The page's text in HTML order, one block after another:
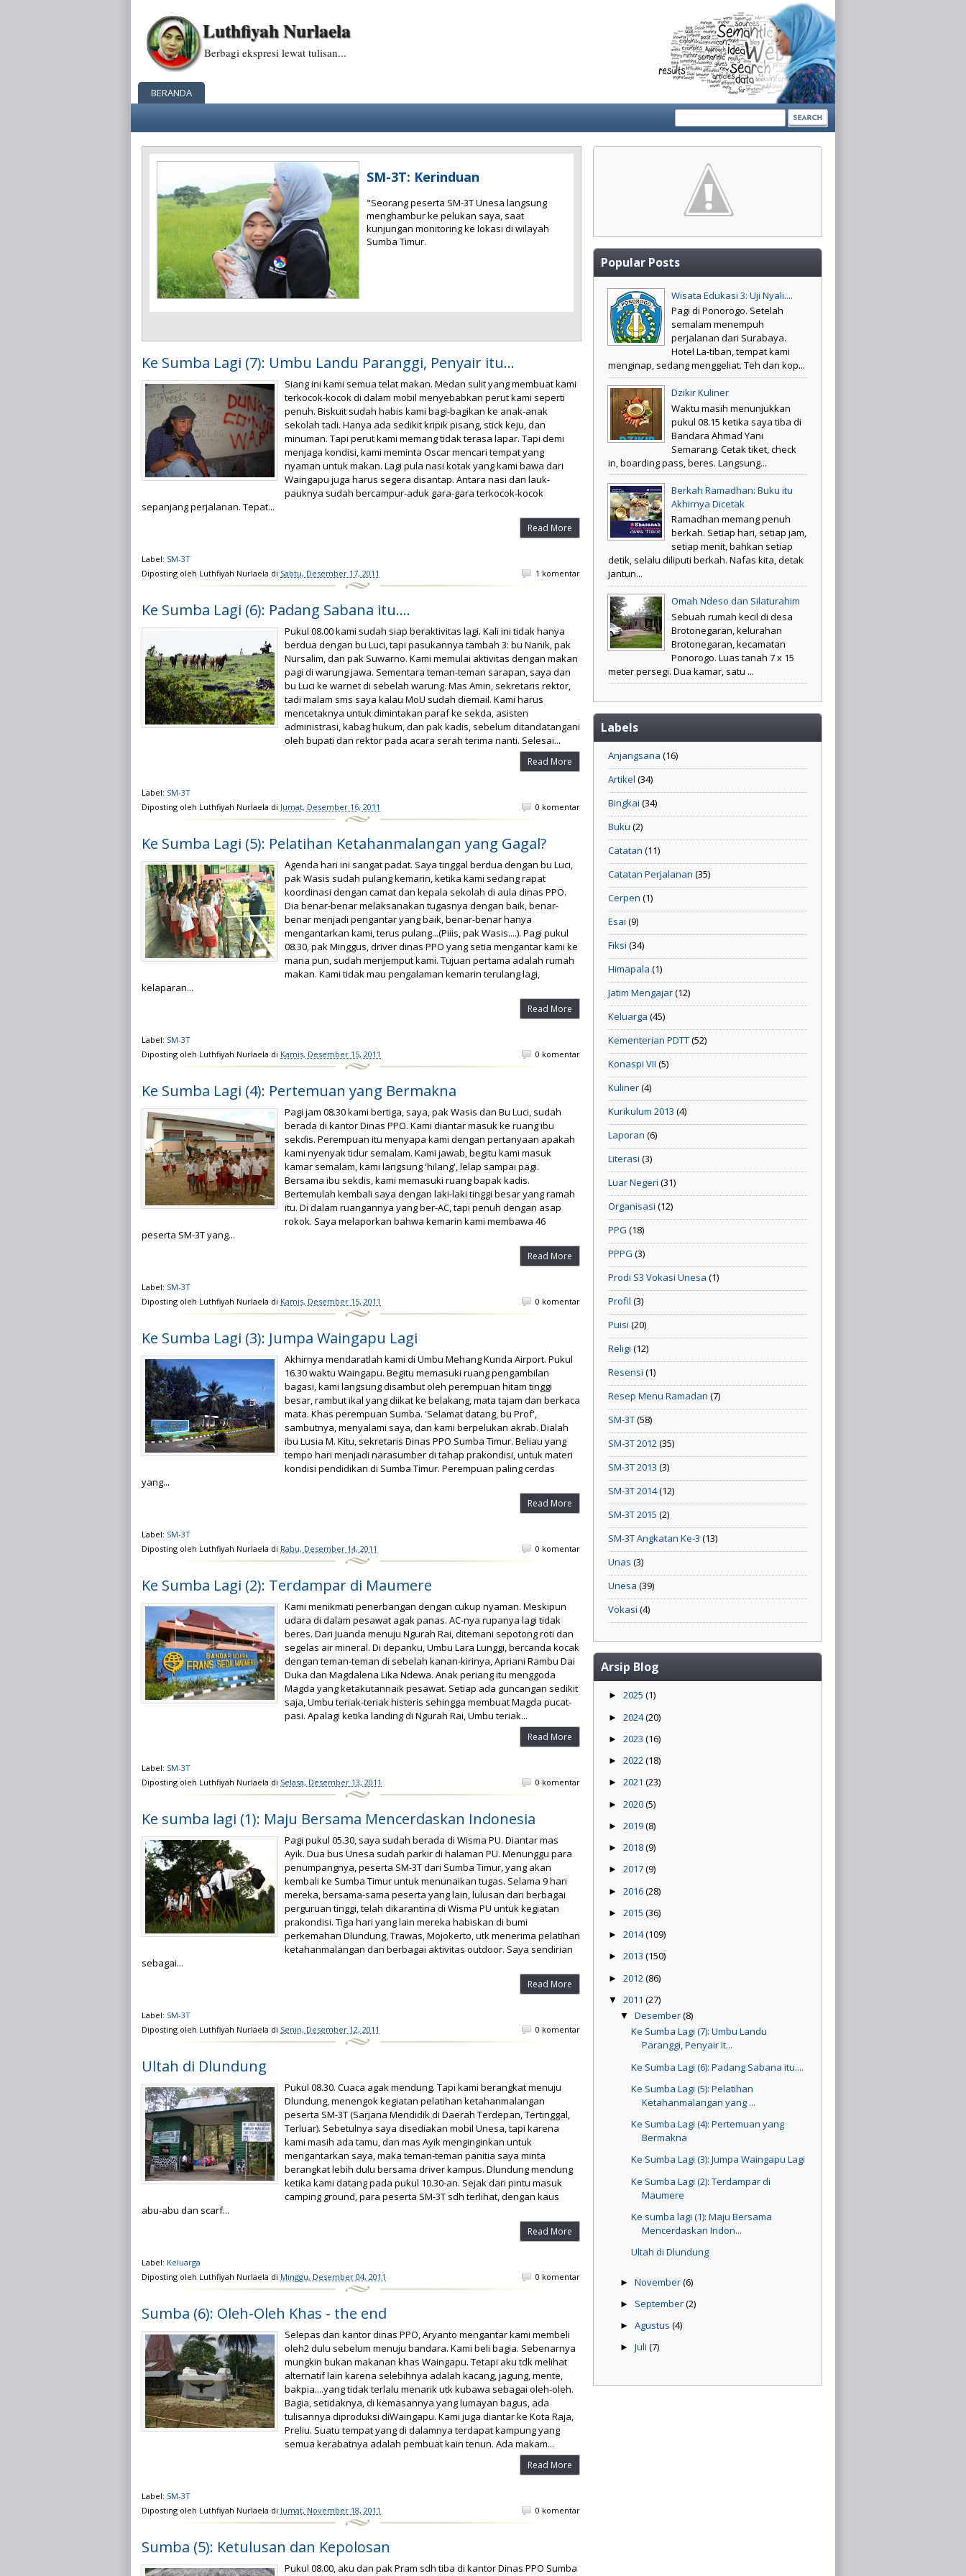
Luthfiyah Nurlaela
Berbagi ekspresi lewat tulisan...
BERANDA
SM-3T: Kerinduan
"Seorang peserta SM-3T Unesa langsung
menghambur ke pelukan saya, saat
kunjungan monitoring ke lokasi di wilayah
Sumba Timur.
(Muchlas Samani) foto bareng peserta SM-3T
di Sumba Timur, salah satu daerah terluar
dan tertinggal.
Keluarga: Prosesi Pemakaman
di Tana Toraja
"Tempat diadakannya pesta itu di sebuah
kompleks keluarga suku Toraja, yang berada
khas Toraja semi permanen, tempat di mana
keluarga besar dan para tamu berkunjung..
SM-3T: Panorama Alam
"Sekelompok kuda Sumbawa menikmati
kehangatan dan kesegaran pantai. Sungguh
panorama alam yang sangat elok. (by: rukin
firda)"
"Foto bersama Mas Ayik dan Arga saat
berwisata ke Tana Toraja."
Ke Sumba Lagi (7): Umbu Landu Paranggi, Penyair itu...
Siang ini kami semua telat makan. Medan sulit yang membuat kami
terkocok-kocok di dalam mobil menyebabkan perut kami seperti
penuh. Biskuit sudah habis kami bagi-bagikan ke anak-anak
sekolah tadi. Hanya ada sedikit kripik pisang, stick keju, dan
minuman. Tapi perut kami memang tidak terasa lapar. Tapi demi
menjaga kondisi, kami meminta Oscar mencari tempat yang
nyaman untuk makan. Lagi pula nasi kotak yang kami bawa dari
Waingapu juga harus segera disantap. Antara nasi dan lauk-
pauknya sudah bercampur-aduk gara-gara terkocok-kocok
sepanjang perjalanan. Tepat...
Read More
Label: SM-3T
Diposting oleh Luthfiyah Nurlaela di Sabtu, Desember 17, 2011 1 komentar
Ke Sumba Lagi (6): Padang Sabana itu....
Pukul 08.00 kami sudah siap beraktivitas lagi. Kali ini tidak hanya
berdua dengan bu Luci, tapi pasukannya tambah 3: bu Nanik, pak
Nursalim, dan pak Suwarno. Kami memulai aktivitas dengan makan
pagi di warung jawa. Sementara teman-teman sarapan, saya dan
bu Luci ke warnet di sebelah warung. Mas Amin, sekretaris rektor,
tadi malam sms saya kalau MoU sudah diemail. Kami harus
mencetaknya untuk dimintakan paraf ke sekda, asisten
administrasi, kabag hukum, dan pak kadis, sebelum ditandatangani
oleh bupati dan rektor pada acara serah terima nanti. Selesai...
Read More
Label: SM-3T
Diposting oleh Luthfiyah Nurlaela di Jumat, Desember 16, 2011 0 komentar
Ke Sumba Lagi (5): Pelatihan Ketahanmalangan yang Gagal?
Agenda hari ini sangat padat. Saya tinggal berdua dengan bu Luci,
pak Wasis sudah pulang kemarin, ketika kami sedang rapat
koordinasi dengan camat dan kepala sekolah di aula dinas PPO.
Dia benar-benar melaksanakan tugasnya dengan baik, benar-
benar menjadi pengantar yang baik, benar-benar hanya
mengantarkan kami, terus pulang...(Piiis, pak Wasis....). Pagi pukul
08.30, pak Minggus, driver dinas PPO yang setia mengantar kami ke
mana pun, sudah menjemput kami. Tujuan pertama adalah rumah
makan. Kami tidak mau pengalaman kemarin terulang lagi,
kelaparan...
Read More
Label: SM-3T
Diposting oleh Luthfiyah Nurlaela di Kamis, Desember 15, 2011 0 komentar
Ke Sumba Lagi (4): Pertemuan yang Bermakna
Pagi jam 08.30 kami bertiga, saya, pak Wasis dan Bu Luci, sudah
berada di kantor Dinas PPO. Kami diantar masuk ke ruang ibu
sekdis. Perempuan itu menyapa kami dengan pertanyaan apakah
kami nyenyak tidur semalam. Kami jawab, begitu kami masuk
kamar semalam, kami langsung 'hilang', lelap sampai pagi.
Bersama ibu sekdis, kami memasuki ruang bapak kadis.
Bertemulah kembali saya dengan laki-laki tinggi besar yang ramah
itu. Di dalam ruangannya yang ber-AC, tapi penuh dengan asap
rokok. Saya melaporkan bahwa kemarin kami membawa 46
peserta SM-3T yang...
Read More
Label: SM-3T
Diposting oleh Luthfiyah Nurlaela di Kamis, Desember 15, 2011 0 komentar
Ke Sumba Lagi (3): Jumpa Waingapu Lagi
Akhirnya mendaratlah kami di Umbu Mehang Kunda Airport. Pukul
16.30 waktu Waingapu. Begitu memasuki ruang pengambilan
bagasi, kami langsung disambut oleh perempuan hitam tinggi
besar, rambut ikal yang diikat ke belakang, mata tajam dan berkaca
mata. Khas perempuan Sumba. 'Selamat datang, bu Prof',
sambutnya, menyalami saya, dan kami berpelukan akrab. Dialah
ibu Lusia M. Kitu, sekretaris Dinas PPO Sumba Timur. Beliau yang
tempo hari menjadi narasumber di tahap prakondisi, untuk materi
kondisi pendidikan di Sumba Timur. Perempuan paling cerdas
yang...
Read More
Label: SM-3T
Diposting oleh Luthfiyah Nurlaela di Rabu, Desember 14, 2011 0 komentar
Ke Sumba Lagi (2): Terdampar di Maumere
Kami menikmati penerbangan dengan cukup nyaman. Meskipun
udara di dalam pesawat agak panas. AC-nya rupanya lagi tidak
beres. Dari Juanda menuju Ngurah Rai, ditemani sepotong roti dan
segelas air mineral. Di depanku, Umbu Lara Lunggi, bercanda kocak
dengan teman-teman di sebelah kanan-kirinya, Apriani Rambu Dai
Duka dan Magdalena Lika Ndewa. Anak periang itu menggoda
Magda yang ketakutannaik pesawat. Setiap ada guncangan sedikit
saja, Umbu teriak-teriak histeris sehingga membuat Magda pucat-
pasi. Apalagi ketika landing di Ngurah Rai, Umbu teriak...
Read More
Label: SM-3T
Diposting oleh Luthfiyah Nurlaela di Selasa, Desember 13, 2011 0 komentar
Ke sumba lagi (1): Maju Bersama Mencerdaskan Indonesia
Pagi pukul 05.30, saya sudah berada di Wisma PU. Diantar mas
Ayik. Dua bus Unesa sudah parkir di halaman PU. Menunggu para
penumpangnya, peserta SM-3T dari Sumba Timur, yang akan
kembali ke Sumba Timur untuk menunaikan tugas. Selama 9 hari
mereka, bersama-sama peserta yang lain, lulusan dari berbagai
perguruan tinggi, telah dikarantina di Wisma PU untuk kegiatan
prakondisi. Tiga hari yang lain mereka habiskan di bumi
perkemahan Dlundung, Trawas, Mojokerto, utk menerima pelatihan
ketahanmalangan dan berbagai aktivitas outdoor. Saya sendirian
sebagai...
Read More
Label: SM-3T
Diposting oleh Luthfiyah Nurlaela di Senin, Desember 12, 2011 0 komentar
Ultah di Dlundung
Pukul 08.30. Cuaca agak mendung. Tapi kami berangkat menuju
Dlundung, menengok kegiatan pelatihan ketahanmalangan
peserta SM-3T (Sarjana Mendidik di Daerah Terdepan, Tertinggal,
Terluar). Sebetulnya saya disediakan mobil Unesa, tapi karena
kami masih ada tamu, dan mas Ayik menginginkan untuk
mengantarkan saya, maka teman-teman panitia saya minta
berangkat lebih dulu bersama driver kampus. Dlundung mendung
ketika kami datang pada pukul 10.30-an. Sejak dari pintu masuk
camping ground, para peserta SM-3T sdh terlihat, dengan kaus
abu-abu dan scarf...
Read More
Label: Keluarga
Diposting oleh Luthfiyah Nurlaela di Minggu, Desember 04, 2011 0 komentar
Sumba (6): Oleh-Oleh Khas - the end
Selepas dari kantor dinas PPO, Aryanto mengantar kami membeli
oleh2 dulu sebelum menuju bandara. Kami beli bagia. Sebenarnya
mungkin bukan makanan khas Waingapu. Tetapi aku tdk melihat
alternatif lain karena selebihnya adalah kacang, jagung, mente,
bakpia....yang tidak terlalu menarik utk kubawa sebagai oleh-oleh.
Bagia, setidaknya, di kemasannya yang lumayan bagus, ada
tulisannya diproduksi diWaingapu. Kami juga diantar ke Kota Raja,
Preliu. Suatu tempat yang di dalamnya terdapat kampung yang
semua kerabatnya adalah pembuat kain tenun. Ada makam...
Read More
Label: SM-3T
Diposting oleh Luthfiyah Nurlaela di Jumat, November 18, 2011 0 komentar
Sumba (5): Ketulusan dan Kepolosan
Pukul 08.00, aku dan pak Pram sdh tiba di kantor Dinas PPO Sumba
Popular Posts
Wisata Edukasi 3: Uji Nyali....
Pagi di Ponorogo. Setelah
semalam menempuh
perjalanan dari Surabaya.
Hotel La-tiban, tempat kami
menginap, sedang menggeliat. Teh dan kop...
Dzikir Kuliner
Waktu masih menunjukkan
pukul 08.15 ketika saya tiba di
Bandara Ahmad Yani
Semarang. Cetak tiket, check
in, boarding pass, beres. Langsung...
Berkah Ramadhan: Buku itu
Akhirnya Dicetak
Ramadhan memang penuh
berkah. Setiap hari, setiap jam,
setiap menit, bahkan setiap
detik, selalu diliputi berkah. Nafas kita, detak
jantun...
Omah Ndeso dan Silaturahim
Sebuah rumah kecil di desa
Brotonegaran, kelurahan
Brotonegaran, kecamatan
Ponorogo. Luas tanah 7 x 15
meter persegi. Dua kamar, satu ...
Labels
Anjangsana (16)
Artikel (34)
Bingkai (34)
Buku (2)
Catatan (11)
Catatan Perjalanan (35)
Cerpen (1)
Esai (9)
Fiksi (34)
Himapala (1)
Jatim Mengajar(12)
Keluarga (45)
Kementerian PDTT(52)
Konaspi VII (5)
Kuliner(4)
Kurikulum 2013 (4)
Laporan (6)
Literasi (3)
Luar Negeri (31)
Organisasi (12)
PPG (18)
PPPG (3)
Prodi S3 Vokasi Unesa (1)
Profil (3)
Puisi (20)
Religi (12)
Resensi (1)
Resep Menu Ramadan (7)
SM-3T(58)
SM-3T 2012(35)
SM-3T 2013 (3)
SM-3T 2014(12)
SM-3T 2015 (2)
SM-3T Angkatan Ke-3 (13)
Unas (3)
Unesa (39)
Vokasi (4)
Arsip Blog
► 2025 (1)
► 2024(20)
► 2023 (16)
► 2022(18)
► 2021 (23)
► 2020(5)
► 2019(8)
► 2018(9)
► 2017(9)
► 2016(28)
► 2015 (36)
► 2014(109)
► 2013 (150)
► 2012(86)
▼ 2011 (27)
▼ Desember(8)
Ke Sumba Lagi (7): Umbu Landu
Paranggi, Penyair it...
Ke Sumba Lagi (6): Padang Sabana itu....
Ke Sumba Lagi (5): Pelatihan
Ketahanmalangan yang ...
Ke Sumba Lagi (4): Pertemuan yang
Bermakna
Ke Sumba Lagi (3): Jumpa Waingapu Lagi
Ke Sumba Lagi (2): Terdampar di
Maumere
Ke sumba lagi (1): Maju Bersama
Mencerdaskan Indon...
Ultah di Dlundung
► November(6)
► September(2)
► Agustus (4)
► Juli (7)